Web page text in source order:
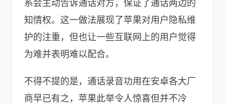
系会主动告诉通话对方，保证了通话两边的
知情权。这一做法展现了苹果对用户隐私维
护的注重，但也让一些互联网上的用户觉得
为难并表明难以配合。
不得不提的是，通话录音功用在安卓各大厂
商早已有之，苹果此举令人惊喜但并不冷